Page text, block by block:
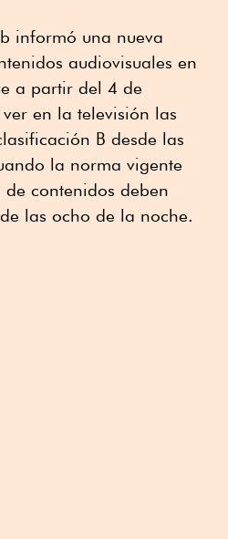
informó una nueva
audiovisuales en
a partir del 4 de
en la televisión las
B desde las
la norma vigente
contenidos deben
las ocho de la noche.